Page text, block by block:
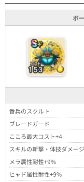
ボ
番兵のスクルト
ブレードガード
こころ最大コスト+4
スキルの斬撃・体技ダメー
メラ属性耐性+9%
ヒャド属性耐性+9%